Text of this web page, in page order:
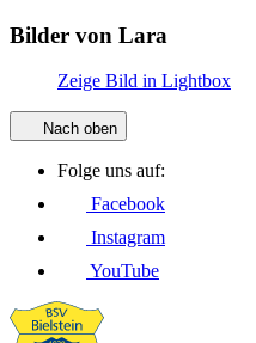
Bilder von Lara
Zeige Bild in Lightbox
Nach oben
Folge uns auf:
Facebook
Instagram
YouTube